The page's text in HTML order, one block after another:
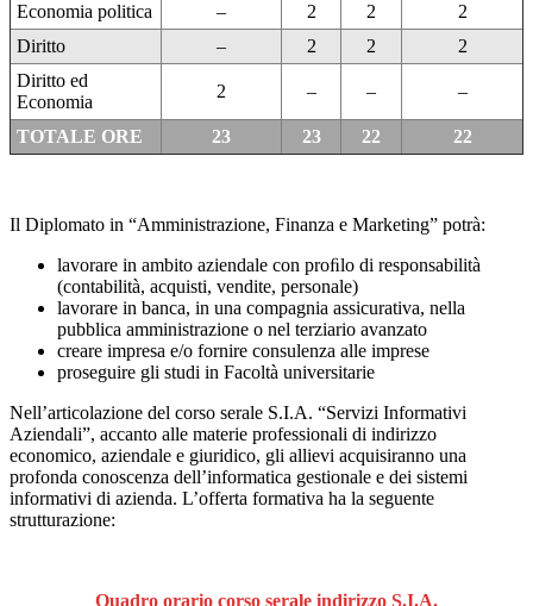
Economia politica – 2 2
2
Diritto
– 2 2
2
Diritto ed
Economia
2 – – –
TOTALE ORE 23 23 22 22
Il Diplomato in “Amministrazione, Finanza e Marketing” potrà:
lavorare in ambito aziendale con proﬁlo di responsabilità
(contabilità, acquisti, vendite, personale)
lavorare in banca, in una compagnia assicurativa, nella
pubblica amministrazione o nel terziario avanzato
creare impresa e/o fornire consulenza alle imprese
proseguire gli studi in Facoltà universitarie
Nell’articolazione del corso serale S.I.A. “Servizi Informativi
Aziendali”, accanto alle materie professionali di indirizzo
economico, aziendale e giuridico, gli allievi acquisiranno una
profonda conoscenza dell’informatica gestionale e dei sistemi
informativi di azienda. L’offerta formativa ha la seguente
strutturazione:
Quadro orario corso serale indirizzo S.I.A.